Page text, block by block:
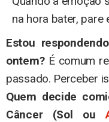
na hora bater, pare
Estou
ontem?É comum
passado. Perceber
Quem decide
Câncer (Sol ou